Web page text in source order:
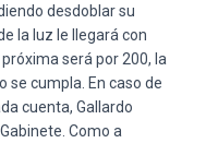
desdoblar su
la luz le llegará con
será por 200, la
se cumpla. En caso de
cuenta, Gallardo
Como a